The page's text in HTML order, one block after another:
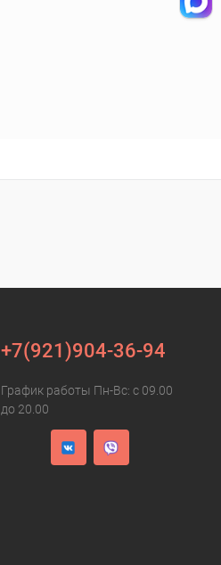
+7(921)904-36-94
График работы Пн-Вс: с 09.00
до 20.00